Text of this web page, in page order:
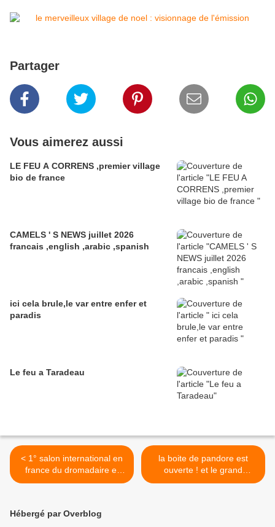
Partager
Vous aimerez aussi
LE FEU A CORRENS ,premier village
bio de france
CAMELS ' S NEWS juillet 2026
francais ,english ,arabic ,spanish
ici cela brule,le var entre enfer et
paradis
Le feu a Taradeau
< 1° salon international en
france du dromadaire et
des camélidés....a janvry
la boite de pandore est
ouverte ! et le grand
happening national pose
Hébergé par Overblog